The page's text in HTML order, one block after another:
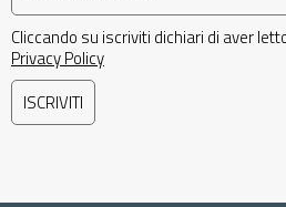
Cliccando su iscriviti dichiari di aver
Privacy Policy